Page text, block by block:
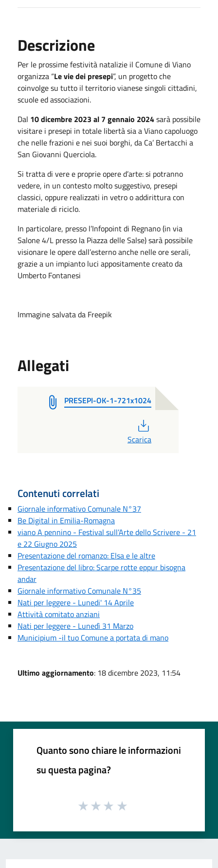
Descrizione
Per le prossime festività natalizie il Comune di Viano
organizza “Le vie dei presepi”, un progetto che
coinvolge su tutto il territorio vianese singoli cittadini,
scuole ed associazioni.
Dal 10 dicembre 2023 al 7 gennaio 2024sarà possibile
visitare i presepi in totale libertà sia a Viano capoluogo
che nelle frazioni e nei suoi borghi, da Ca’ Bertacchi a
San Giovanni Querciola.
Si tratta di vere e proprie opere d’arte: si potranno
vedere, in un contesto molto suggestivo, presepi
classici, oppure realizzati in vetro o addirittura con
materiale di riciclo.
In particolare, presso l’Infopoint di Regnano (in via
Salone 4/L presso la Piazza delle Salse) sarà possibile
visionare le opere dall’esterno anche nelle ore serali,
grazie a un impianto luci appositamente creato da
Umberto Fontanesi
Immagine salvata da Freepik
Allegati
PRESEPI-OK-1-721x1024
Scarica
Contenuti correlati
Giornale informativo Comunale N°37
Be Digital in Emilia-Romagna
viano A pennino - Festival sull’Arte dello Scrivere - 21
e 22 Giugno 2025
Presentazione del romanzo: Elsa e le altre
Presentazione del libro: Scarpe rotte eppur bisogna
andar
Giornale informativo Comunale N°35
Nati per leggere - Lunedi' 14 Aprile
Attività comitato anziani
Nati per leggere - Lunedì 31 Marzo
Municipium -il tuo Comune a portata di mano
Ultimo aggiornamento: 18 dicembre 2023, 11:54
Quanto sono chiare le informazioni
su questa pagina?